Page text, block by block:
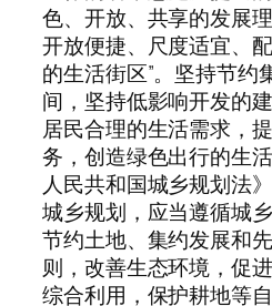
色、开放、共享的发展
开放便捷、尺度适宜、
的生活街区”。坚持节约
间，坚持低影响开发的
居民合理的生活需求，
务，创造绿色出行的生
人民共和国城乡规划法
城乡规划，应当遵循城
节约土地、集约发展和
则，改善生态环境，促
综合利用，保护耕地等